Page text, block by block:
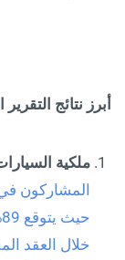
أبرز نتائج
ملكية
المشاركون في
خلال العقد